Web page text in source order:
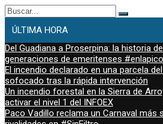
Buscar:
ÚLTIMA HORA
Del Guadiana a Proserpina: la historia
generaciones de emeritenses
El incendio declarado en una parcela
sofocado tras la rápida intervención
Un incendio forestal en la Sierra de
activar el nivel 1 del INFOEX
Paco Vadillo reclama un Carnaval más